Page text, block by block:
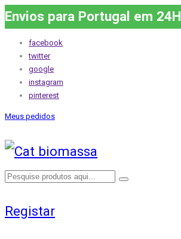
Envios para Portugal em 24H
facebook
twitter
google
instagram
pinterest
Meus pedidos
Registar